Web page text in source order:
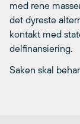
med rene
det dyreste
kontakt med
delfinansiering.
Saken skal